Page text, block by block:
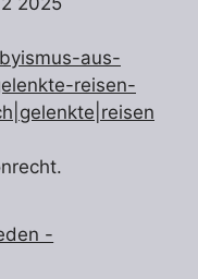
aus-
reisen-
-